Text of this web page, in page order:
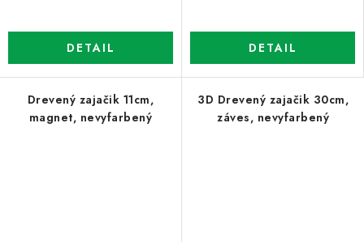
DETAIL DETAIL
Drevený zajačik 11cm,
magnet, nevyfarbený
3D Drevený zajačik 30cm,
záves, nevyfarbený